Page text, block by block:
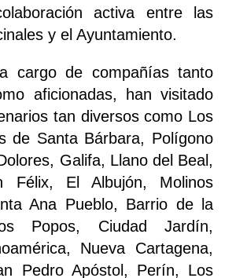
activa entre las
y el Ayuntamiento.
cargo de compañías tanto
aficionadas, han visitado
tan diversos como Los
de Santa Bárbara, Polígono
Galifa, Llano del Beal,
Félix, El Albujón, Molinos
Ana Pueblo, Barrio de la
Popos, Ciudad Jardín,
Nueva Cartagena,
Pedro Apóstol, Perín, Los